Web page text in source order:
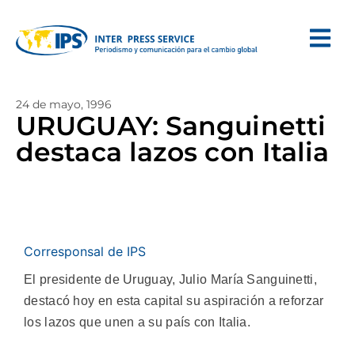
24 de mayo, 1996
URUGUAY: Sanguinetti
destaca lazos con Italia
Corresponsal de IPS
El presidente de Uruguay, Julio María Sanguinetti,
destacó hoy en esta capital su aspiración a reforzar
los lazos que unen a su país con Italia.